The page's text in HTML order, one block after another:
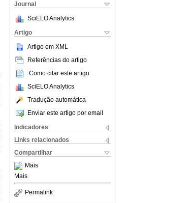
Journal
SciELO Analytics
Artigo
Artigo em XML
Referências do artigo
Como citar este artigo
SciELO Analytics
Tradução automática
Enviar este artigo por email
Indicadores
Links relacionados
Compartilhar
Mais
Mais
Permalink